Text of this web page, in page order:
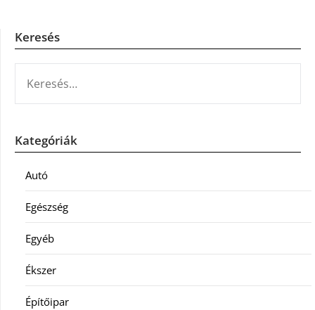
Keresés
Kategóriák
Autó
Egészség
Egyéb
Ékszer
Építőipar